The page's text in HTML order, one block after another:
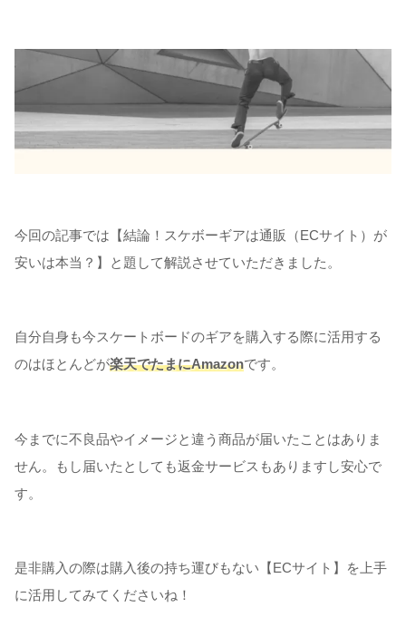
今回の記事では【結論！スケボーギアは通販（ECサイト）が
安いは本当？】と題して解説させていただきました。
自分自身も今スケートボードのギアを購入する際に活用する
のはほとんどが楽天でたまにAmazonです。
今までに不良品やイメージと違う商品が届いたことはありま
せん。もし届いたとしても返金サービスもありますし安心で
す。
是非購入の際は購入後の持ち運びもない【ECサイト】を上手
に活用してみてくださいね！